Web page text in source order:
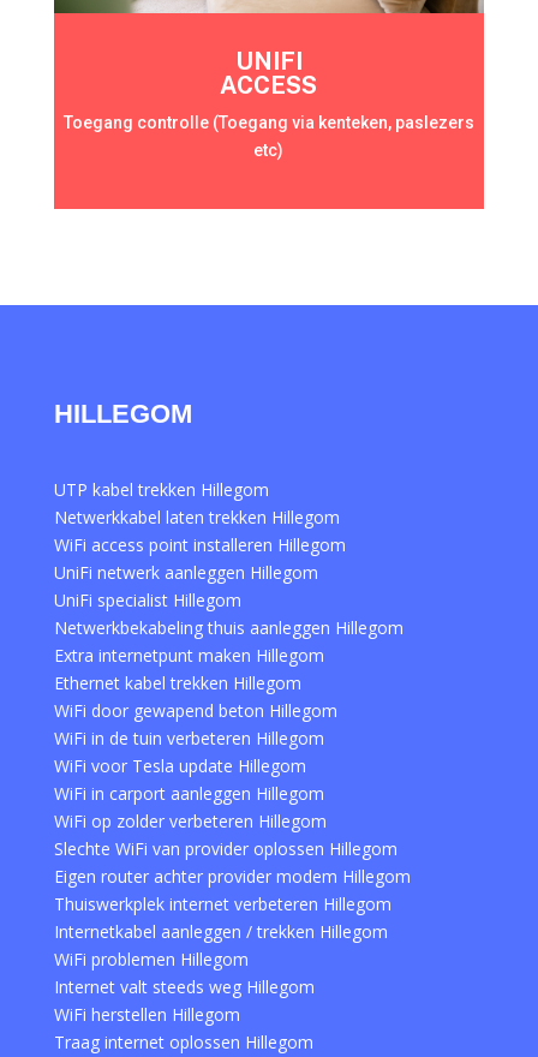
UNIFI
ACCESS
Toegang controlle (Toegang via kenteken, paslezers
etc)
HILLEGOM
UTP kabel trekken Hillegom
Netwerkkabel laten trekken Hillegom
WiFi access point installeren Hillegom
UniFi netwerk aanleggen Hillegom
UniFi specialist Hillegom
Netwerkbekabeling thuis aanleggen Hillegom
Extra internetpunt maken Hillegom
Ethernet kabel trekken Hillegom
WiFi door gewapend beton Hillegom
WiFi in de tuin verbeteren Hillegom
WiFi voor Tesla update Hillegom
WiFi in carport aanleggen Hillegom
WiFi op zolder verbeteren Hillegom
Slechte WiFi van provider oplossen Hillegom
Eigen router achter provider modem Hillegom
Thuiswerkplek internet verbeteren Hillegom
Internetkabel aanleggen / trekken Hillegom
WiFi problemen Hillegom
Internet valt steeds weg Hillegom
WiFi herstellen Hillegom
Traag internet oplossen Hillegom